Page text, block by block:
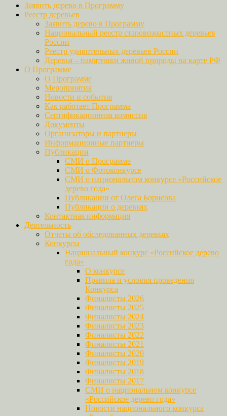
Заявить дерево в Программу
Реестр деревьев
Заявить дерево в Программу
Национальный реестр старовозрастных деревьев
России
Реестр удивительных деревьев России
Деревья – памятники живой природы на карте РФ
О Программе
О Программе
Мероприятия
Новости и события
Как работает Программа
Сертификационная комиссия
Документы
Организаторы и партнеры
Информационные партнеры
Публикации
СМИ о Программе
СМИ о Фотоконкурсе
СМИ о национальном конкурсе «Российское
дерево года»
Публикации от Олега Борисова
Публикации о деревьях
Контактная информация
Деятельность
Отчеты об обследованных деревьях
Конкурсы
Национальный конкурс «Российское дерево
года»
О конкурсе
Правила и условия проведения
Конкурса
Финалисты 2026
Финалисты 2025
Финалисты 2024
Финалисты 2023
Финалисты 2022
Финалисты 2021
Финалисты 2020
Финалисты 2019
Финалисты 2018
Финалисты 2017
СМИ о национальном конкурсе
«Российское дерево года»
Новости национального конкурса